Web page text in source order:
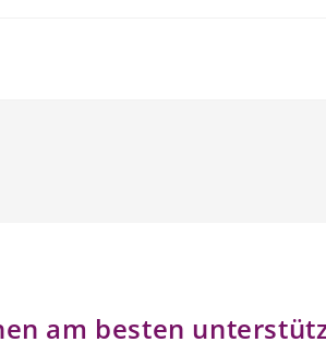
am besten